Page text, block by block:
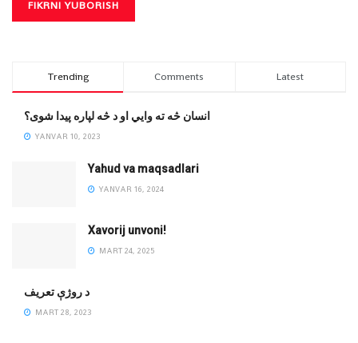
Trending Comments Latest
انسان څه ته وایي او د څه لپاره پیدا شوی؟
YANVAR 10, 2023
Yahud va maqsadlari
YANVAR 16, 2024
Xavorij unvoni!
MART 24, 2025
‌د روژې تعریف
MART 28, 2023